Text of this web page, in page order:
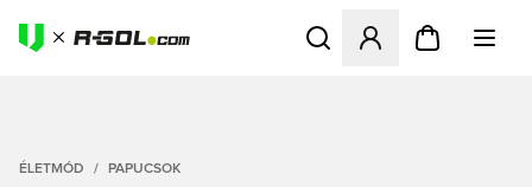
Megnyit egy modált a
ÉLETMÓD PAPUCSOK